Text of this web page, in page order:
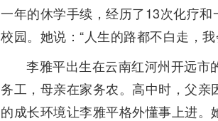
一年的休学手续，经历了13次化疗
校园。她说：“人生的路都不白走，
李雅平出生在云南红河州开远市
务工，母亲在家务农。高中时，父
的成长环境让李雅平格外懂事上进